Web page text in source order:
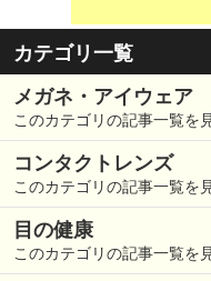
カテゴリ一覧
メガネ・アイウェア
このカテゴリの記事一覧を
コンタクトレンズ
このカテゴリの記事一覧を
目の健康
このカテゴリの記事一覧を